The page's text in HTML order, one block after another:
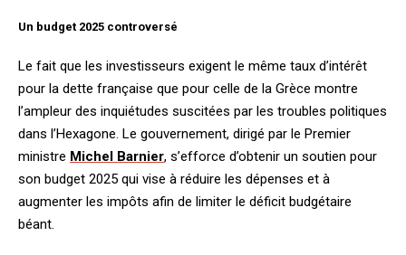
Un budget 2025 controversé
Le fait que les investisseurs exigent le même taux d’intérêt
pour la dette française que pour celle de la Grèce montre
l’ampleur des inquiétudes suscitées par les troubles politiques
dans l’Hexagone. Le gouvernement, dirigé par le Premier
ministre Michel Barnier, s’efforce d’obtenir un soutien pour
son budget 2025 qui vise à réduire les dépenses et à
augmenter les impôts afin de limiter le déficit budgétaire
béant.